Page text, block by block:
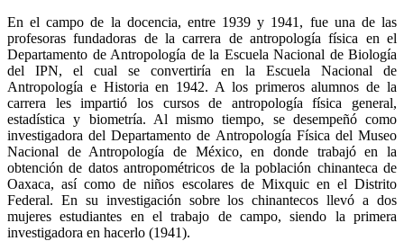
En el campo de la docencia, entre 1939 y 1941, fue una de las
profesoras fundadoras de la carrera de antropología física en el
Departamento de Antropología de la Escuela Nacional de Biología
del IPN, el cual se convertiría en la Escuela Nacional de
Antropología e Historia en 1942. A los primeros alumnos de la
carrera les impartió los cursos de antropología física general,
estadística y biometría. Al mismo tiempo, se desempeñó como
investigadora del Departamento de Antropología Física del Museo
Nacional de Antropología de México, en donde trabajó en la
obtención de datos antropométricos de la población chinanteca de
Oaxaca, así como de niños escolares de Mixquic en el Distrito
Federal. En su investigación sobre los chinantecos llevó a dos
mujeres estudiantes en el trabajo de campo, siendo la primera
investigadora en hacerlo (1941).